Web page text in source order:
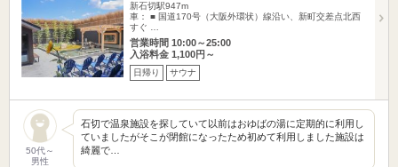
新石切駅947m
車： ■ 国道170号（大阪外環状）線沿い、新町交差点北西
すぐ …
営業時間 10:00～25:00
入浴料金 1,100円～
日帰り サウナ
50代～
男性
石切で温泉施設を探していて以前はおゆばの湯に定期的に利用し
ていましたがそこが閉館になったため初めて利用しました施設は
綺麗で…